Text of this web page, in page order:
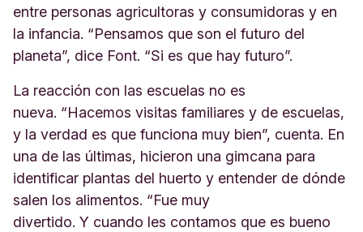
entre personas agricultoras y consumidoras y en
la infancia. “Pensamos que son el futuro del
planeta”, dice Font. “Si es que hay futuro”.
La reacción con las escuelas no es
nueva. “Hacemos visitas familiares y de escuelas,
y la verdad es que funciona muy bien”, cuenta. En
una de las últimas, hicieron una gimcana para
identificar plantas del huerto y entender de dónde
salen los alimentos. “Fue muy
divertido. Y cuando les contamos que es bueno